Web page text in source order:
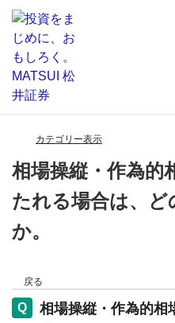
カテゴリー表示
相場操縦・作為的
たれる場合は、
か。
戻る
相場操縦・作為的相